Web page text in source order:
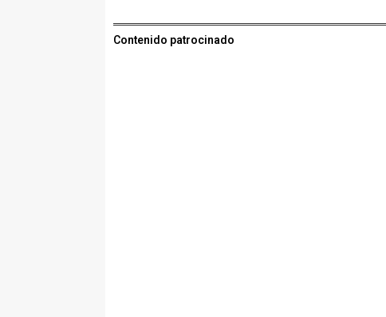
Contenido patrocinado